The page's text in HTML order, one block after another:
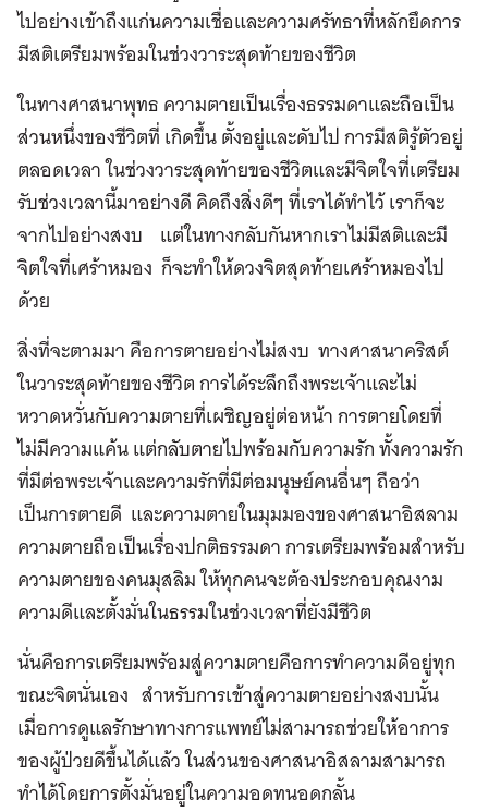
ไปอย่างเข้าถึงแก่นความเชื่อและความศรัทธาที่หลักยึดการ
มีสติเตรียมพร้อมในช่วงวาระสุดท้ายของชีวิต
ในทางศาสนาพุทธ ความตายเป็นเรื่องธรรมดาและถือเป็น
ส่วนหนึ่งของชีวิตที่ เกิดขึ้น ตั้งอยู่และดับไป การมีสติรู้ตัวอยู่
ตลอดเวลา ในช่วงวาระสุดท้ายของชีวิตและมีจิตใจที่เตรียม
รับช่วงเวลานี้มาอย่างดี คิดถึงสิ่งดีๆ ที่เราได้ทำไว้ เราก็จะ
จากไปอย่างสงบ แต่ในทางกลับกันหากเราไม่มีสติและมี
จิตใจที่เศร้าหมอง ก็จะทำให้ดวงจิตสุดท้ายเศร้าหมองไป
ด้วย
สิ่งที่จะตามมา คือการตายอย่างไม่สงบ ทางศาสนาคริสต์
ในวาระสุดท้ายของชีวิต การได้ระลึกถึงพระเจ้าและไม่
หวาดหวั่นกับความตายที่เผชิญอยู่ต่อหน้า การตายโดยที่
ไม่มีความแค้น แต่กลับตายไปพร้อมกับความรัก ทั้งความรัก
ที่มีต่อพระเจ้าและความรักที่มีต่อมนุษย์คนอื่นๆ ถือว่า
เป็นการตายดี และความตายในมุมมองของศาสนาอิสลาม
ความตายถือเป็นเรื่องปกติธรรมดา การเตรียมพร้อมสำหรับ
ความตายของคนมุสลิม ให้ทุกคนจะต้องประกอบคุณงาม
ความดีและตั้งมั่นในธรรมในช่วงเวลาที่ยังมีชีวิต
นั่นคือการเตรียมพร้อมสู่ความตายคือการทำความดีอยู่ทุก
ขณะจิตนั่นเอง สำหรับการเข้าสู่ความตายอย่างสงบนั้น
เมื่อการดูแลรักษาทางการแพทย์ไม่สามารถช่วยให้อาการ
ของผู้ป่วยดีขึ้นได้แล้ว ในส่วนของศาสนาอิสลามสามารถ
ทำได้โดยการตั้งมั่นอยู่ในความอดทนอดกลั้น